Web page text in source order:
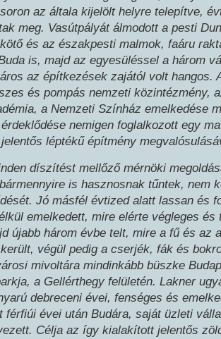
az általa kijelölt helyre telepítve,
meg. Vasútpályát álmodott a pesti
és az északpesti malmok, faáru
is, majd az egyesüléssel a három
az építkezések zajától volt hangos.
és pompás nemzeti közintézmény,
a Nemzeti Színház emelkedése
nemigen foglalkozott egy
léptékű építmény
díszítést mellőző mérnöki
is hasznosnak tűntek, nem
Jó másfél évtized alatt lassan és
emelkedett, mire elérte végleges és
újabb három évbe telt, mire a fű és az
végül pedig a cserjék, fák és
mivoltára mindinkább büszke
a Gellérthegy felületén. Lakner
debreceni évei, fenséges és
férfiúi évei után Budára, saját üzleti
Célja az így kialakított jelentős